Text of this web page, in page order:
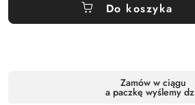
Do koszyka
Zamów w ciągu
a paczkę wyślemy